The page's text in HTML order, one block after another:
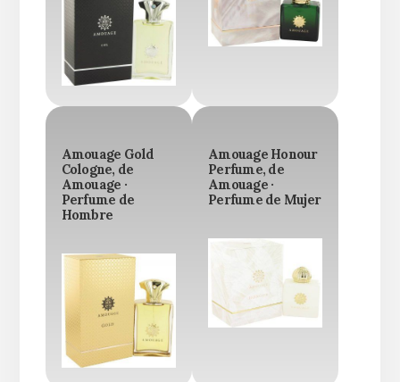
Amouage Gold
Cologne, de
Amouage ·
Perfume de
Hombre
Amouage Honour
Perfume, de
Amouage ·
Perfume de Mujer